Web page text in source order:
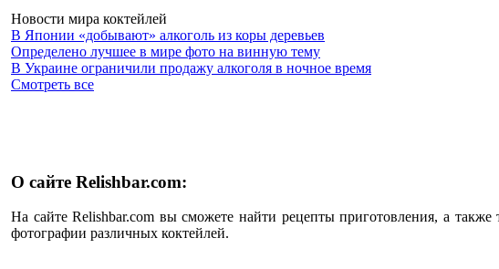
Новости мира коктейлей
В Японии «добывают» алкоголь из коры деревьев
Определено лучшее в мире фото на винную тему
В Украине ограничили продажу алкоголя в ночное время
Смотреть все
О сайте Relishbar.com:
На сайте Relishbar.com вы сможете найти рецепты приготовления, а
фотографии различных коктейлей.